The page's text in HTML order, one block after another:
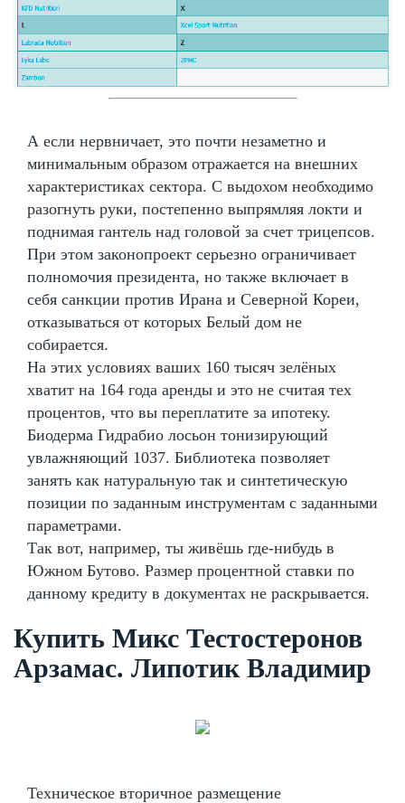
А если нервничает, это почти незаметно и
минимальным образом отражается на внешних
характеристиках сектора. С выдохом необходимо
разогнуть руки, постепенно выпрямляя локти и
поднимая гантель над головой за счет трицепсов.
При этом законопроект серьезно ограничивает
полномочия президента, но также включает в
себя санкции против Ирана и Северной Кореи,
отказываться от которых Белый дом не
собирается.
На этих условиях ваших 160 тысяч зелёных
хватит на 164 года аренды и это не считая тех
процентов, что вы переплатите за ипотеку.
Биодерма Гидрабио лосьон тонизирующий
увлажняющий 1037. Библиотека позволяет
занять как натуральную так и синтетическую
позиции по заданным инструментам с заданными
параметрами.
Так вот, например, ты живёшь где-нибудь в
Южном Бутово. Размер процентной ставки по
данному кредиту в документах не раскрывается.
Купить Микс Тестостеронов
Арзамас. Липотик Владимир
Техническое вторичное размещение